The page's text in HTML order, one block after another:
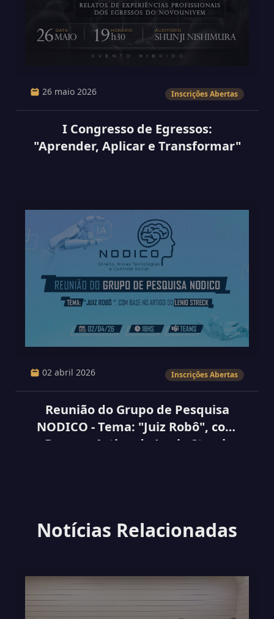
26 maio 2026 Inscrições Abertas
I Congresso de Egressos:
"Aprender, Aplicar e Transformar"
02 abril 2026 Inscrições Abertas
Reunião do Grupo de Pesquisa
NODICO - Tema: "Juiz Robô", com
Base no Artigo do Lenio Streck
Notícias Relacionadas